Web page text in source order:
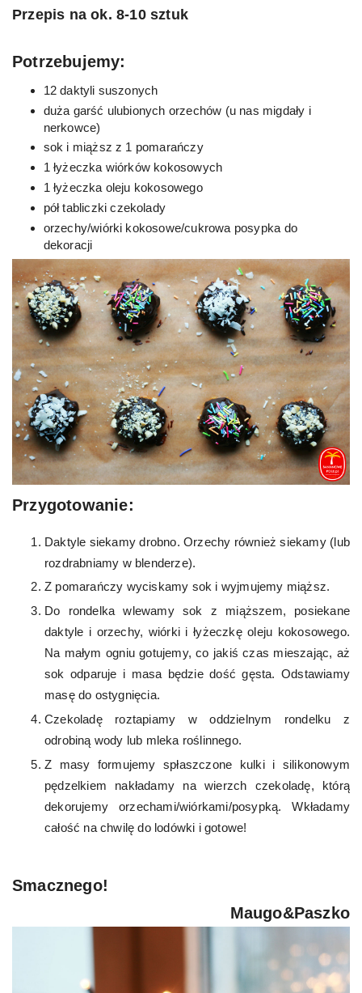
Przepis na ok. 8-10 sztuk
Potrzebujemy:
12 daktyli suszonych
duża garść ulubionych orzechów (u nas migdały i
nerkowce)
sok i miąższ z 1 pomarańczy
1 łyżeczka wiórków kokosowych
1 łyżeczka oleju kokosowego
pół tabliczki czekolady
orzechy/wiórki kokosowe/cukrowa posypka do
dekoracji
Przygotowanie:
Daktyle siekamy drobno. Orzechy również siekamy (lub
rozdrabniamy w blenderze).
Z pomarańczy wyciskamy sok i wyjmujemy miąższ.
Do rondelka wlewamy sok z miąższem, posiekane
daktyle i orzechy, wiórki i łyżeczkę oleju kokosowego.
Na małym ogniu gotujemy, co jakiś czas mieszając, aż
sok odparuje i masa będzie dość gęsta. Odstawiamy
masę do ostygnięcia.
Czekoladę roztapiamy w oddzielnym rondelku z
odrobiną wody lub mleka roślinnego.
Z masy formujemy spłaszczone kulki i silikonowym
pędzelkiem nakładamy na wierzch czekoladę, którą
dekorujemy orzechami/wiórkami/posypką. Wkładamy
całość na chwilę do lodówki i gotowe!
Smacznego!
Maugo&Paszko